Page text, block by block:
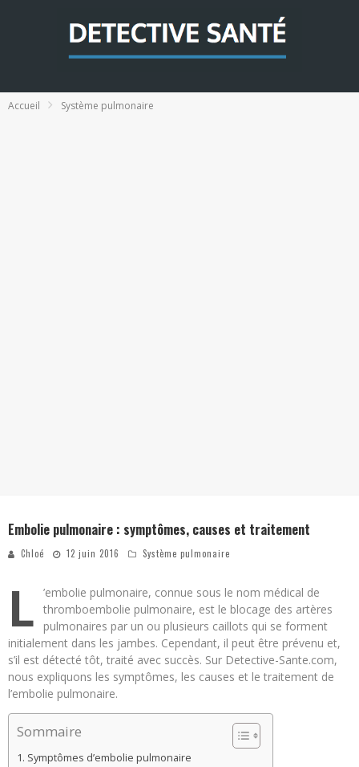
Accueil Système pulmonaire
Embolie pulmonaire : symptômes, causes et traitement
Chloé 12 juin 2016 Système pulmonaire
L
’embolie pulmonaire, connue sous le nom médical de
thromboembolie pulmonaire, est le blocage des artères
pulmonaires par un ou plusieurs caillots qui se forment
initialement dans les jambes. Cependant, il peut être prévenu et,
s’il est détecté tôt, traité avec succès. Sur Detective-Sante.com,
nous expliquons les symptômes, les causes et le traitement de
l’embolie pulmonaire.
Sommaire
Symptômes d’embolie pulmonaire